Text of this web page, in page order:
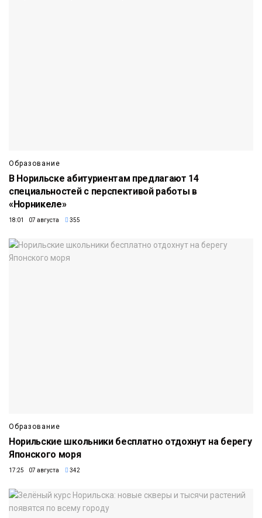
Образование
В Норильске абитуриентам предлагают 14
специальностей с перспективой работы в
«Норникеле»
18:01 07 августа 355
Образование
Норильские школьники бесплатно отдохнут на берегу
Японского моря
17:25 07 августа 342